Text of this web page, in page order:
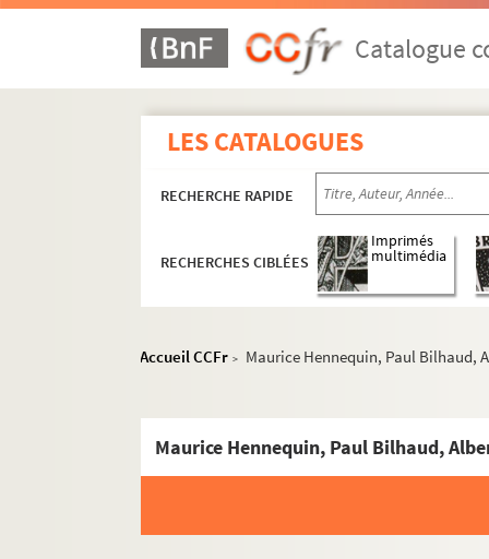
Catalogue
LES CATALOGUES
RECHERCHE RAPIDE
RECHERCHES CIBLÉES
Imprimés
multimédia
Accueil CCFr > Maurice Hennequin, Paul Bilhaud,
Maurice Hennequin, Paul Bilhaud,